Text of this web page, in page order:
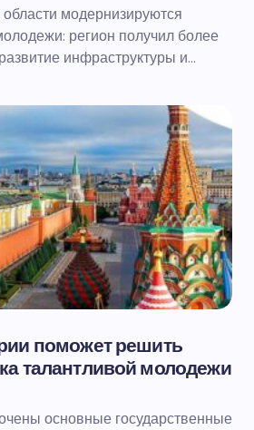
модернизируются
регион получил более
инфраструктуры и…
поможет решить
талантливой молодежи
основные государственные